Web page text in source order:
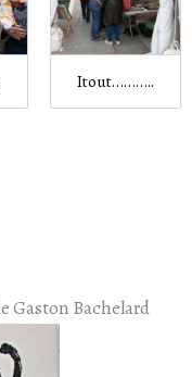
Itout………..
Gaston Bachelard